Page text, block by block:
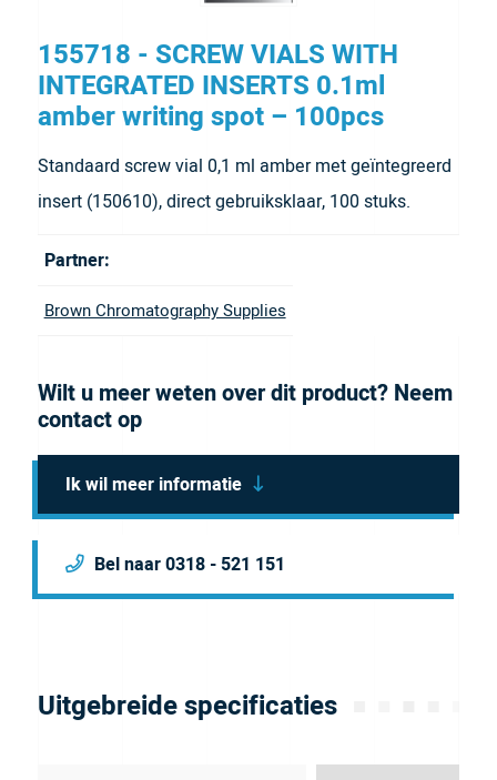
155718 - SCREW VIALS WITH
INTEGRATED INSERTS 0.1ml
amber writing spot – 100pcs
Standaard screw vial 0,1 ml amber met geïntegreerd
insert (150610), direct gebruiksklaar, 100 stuks.
Partner:
Brown Chromatography Supplies
Wilt u meer weten over dit product? Neem
contact op
Ik wil meer informatie
Bel naar 0318 - 521 151
Uitgebreide specificaties